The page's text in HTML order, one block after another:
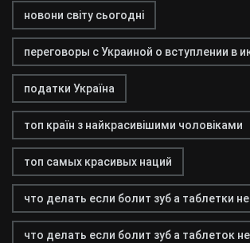
новони світу сьогодні
переговоры с Украиной о вступлении в
податки Україна
топ країн з найкрасивішими чоловіками
топ самых красивых наций
что делать если болит зуб а таблетки
что делать если болит зуб а таблеток